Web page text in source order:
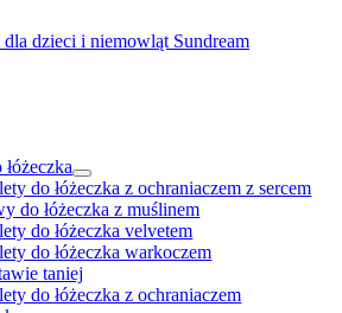
do łóżeczka z ochraniaczem z sercem
do łóżeczka z muślinem
do łóżeczka velvetem
do łóżeczka warkoczem
taniej
do łóżeczka z ochraniaczem